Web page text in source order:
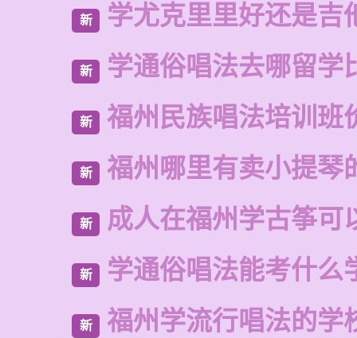
新 学尤克里里好还是吉
新 学通俗唱法去哪留学
新 福州民族唱法培训班
新 福州哪里有卖小提琴
新 成人在福州学古筝可
新 学通俗唱法能考什么
新 福州学流行唱法的学